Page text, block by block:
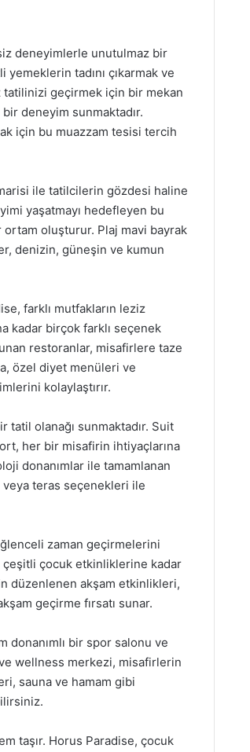
deneyimlerle unutulmaz bir
tadını çıkarmak ve
tatilinizi geçirmek için bir mekan
deneyim sunmaktadır.
için bu muazzam tesisi tercih
ile tatilcilerin gözdesi haline
yaşatmayı hedefleyen bu
oluşturur. Plaj mavi bayrak
denizin, güneşin ve kumun
farklı mutfakların leziz
kadar birçok farklı seçenek
restoranlar, misafirlere taze
özel diyet menüleri ve
kolaylaştırır.
olanağı sunmaktadır. Suit
her bir misafirin ihtiyaçlarına
donanımlar ile tamamlanan
teras seçenekleri ile
zaman geçirmelerini
çeşitli çocuk etkinliklerine kadar
düzenlenen akşam etkinlikleri,
geçirme fırsatı sunar.
donanımlı bir spor salonu ve
wellness merkezi, misafirlerin
sauna ve hamam gibi
taşır. Horus Paradise, çocuk